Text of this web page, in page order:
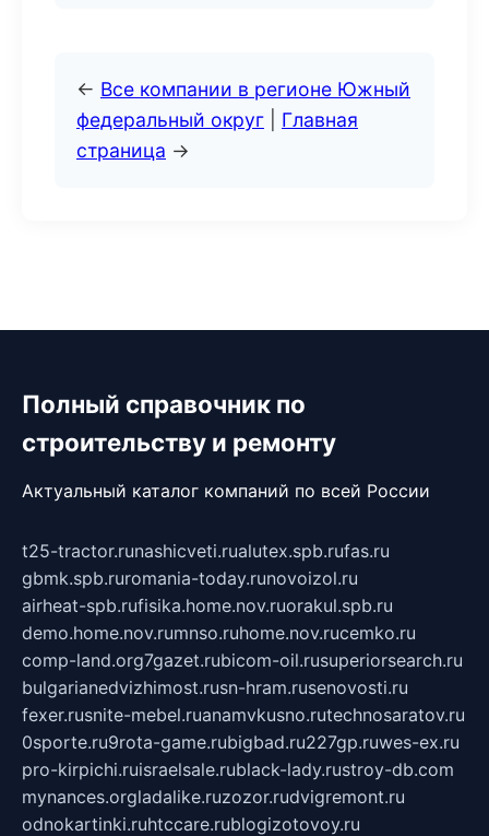
← Все компании в регионе Южный
федеральный округ
Главная
страница →
Полный справочник по
строительству и ремонту
Актуальный каталог компаний по всей России
t25-tractor.runashicveti.rualutex.spb.rufas.ru
gbmk.spb.ruromania-today.runovoizol.ru
airheat-spb.rufisika.home.nov.ruorakul.spb.ru
demo.home.nov.rumnso.ruhome.nov.rucemko.ru
comp-land.org7gazet.rubicom-oil.rusuperiorsearch.ru
bulgarianedvizhimost.rusn-hram.rusenovosti.ru
fexer.rusnite-mebel.ruanamvkusno.rutechnosaratov.ru
0sporte.ru9rota-game.rubigbad.ru227gp.ruwes-ex.ru
pro-kirpichi.ruisraelsale.rublack-lady.rustroy-db.com
mynances.orgladalike.ruzozor.rudvigremont.ru
odnokartinki.ruhtccare.rublogizotovoy.ru